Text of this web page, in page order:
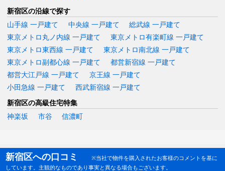
新宿区の沿線で探す
山手線 一戸建て
中央線 一戸建て
総武線 一戸建て
東京メトロ丸ノ内線 一戸建て
東京メトロ有楽町線 一戸建て
東京メトロ東西線 一戸建て
東京メトロ南北線 一戸建て
東京メトロ副都心線 一戸建て
都営新宿線 一戸建て
都営大江戸線 一戸建て
京王線 一戸建て
小田急線 一戸建て
西武新宿線 一戸建て
新宿区の高級住宅特集
神楽坂
市谷 信濃町
新宿区への口コミ
※当社で物件を購入されたお客様のコメントを基に
しています。主観的なものであり事実と異なる場合もございます。